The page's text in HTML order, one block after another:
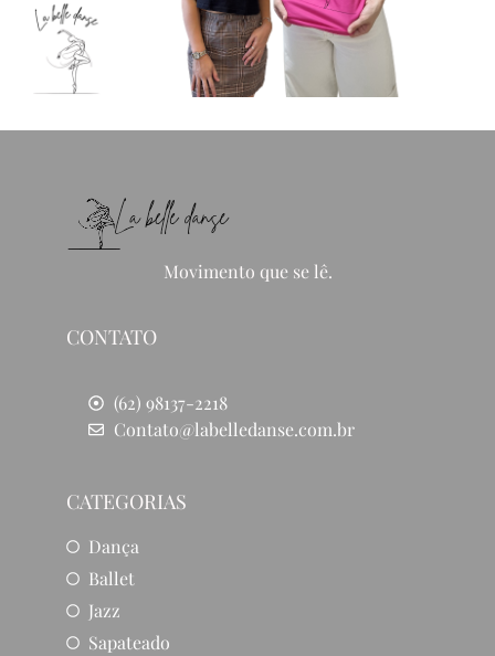
Movimento que se lê.
CONTATO
(62) 98137-2218
Contato@labelledanse.com.br
CATEGORIAS
Dança
Ballet
Jazz
Sapateado